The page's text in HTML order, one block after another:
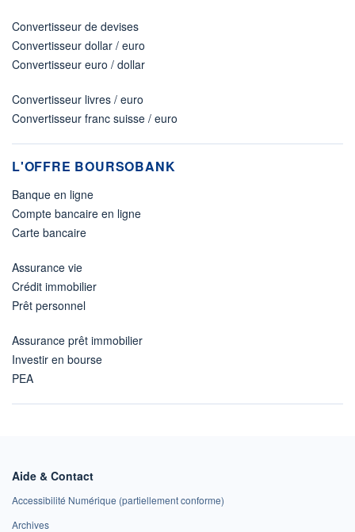
Convertisseur de devises
Convertisseur dollar / euro
Convertisseur euro / dollar
Convertisseur livres / euro
Convertisseur franc suisse / euro
L'OFFRE BOURSOBANK
Banque en ligne
Compte bancaire en ligne
Carte bancaire
Assurance vie
Crédit immobilier
Prêt personnel
Assurance prêt immobilier
Investir en bourse
PEA
Aide & Contact
Accessibilité Numérique (partiellement conforme)
Archives